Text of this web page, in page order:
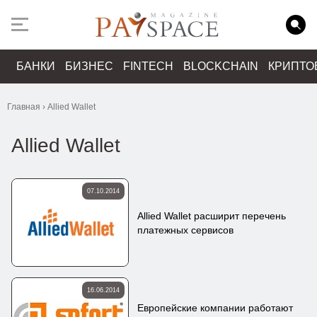
БАНКИ БИЗНЕС FINTECH BLOCKCHAIN
Главная › Allied Wallet
Allied Wallet
07.10.2014
Allied Wallet расширит перечень
платежных сервисов
16.06.2014
Европейские компании работают